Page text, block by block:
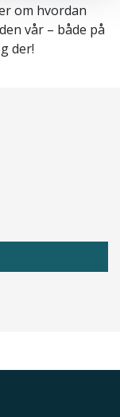
om hvordan
vår – både på
der!